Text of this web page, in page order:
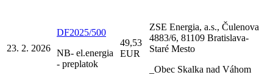
23. 2. 2026
DF2025/500
NB- el.energia
- preplatok
49,53
EUR
ZSE Energia, a.s., Čulenova
4883/6, 81109 Bratislava-
Staré Mesto
_Obec Skalka nad Váhom